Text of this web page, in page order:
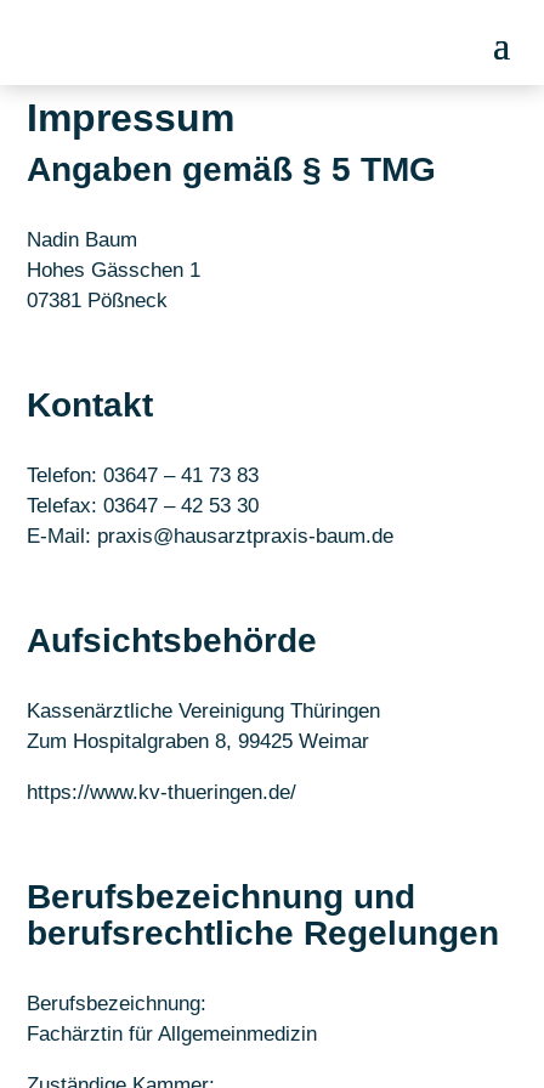
Impressum
Angaben gemäß § 5 TMG
Nadin Baum
Hohes Gässchen 1
07381 Pößneck
Kontakt
Telefon: 03647 – 41 73 83
Telefax: 03647 – 42 53 30
E-Mail: praxis@hausarztpraxis-baum.de
Aufsichtsbehörde
Kassenärztliche Vereinigung Thüringen
Zum Hospitalgraben 8, 99425 Weimar
https://www.kv-thueringen.de/
Berufsbezeichnung und
berufsrechtliche Regelungen
Berufsbezeichnung:
Fachärztin für Allgemeinmedizin